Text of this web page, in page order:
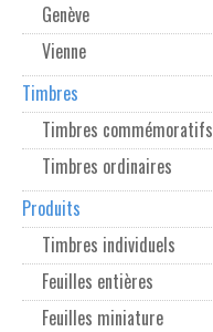
Genève
Vienne
Timbres
Timbres commémoratifs
Timbres ordinaires
Produits
Timbres individuels
Feuilles entières
Feuilles miniature